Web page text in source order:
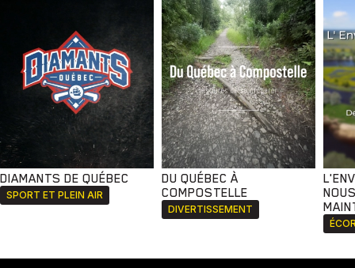
DIAMANTS DE QUÉBEC
SPORT ET PLEIN AIR
DU QUÉBEC À
COMPOSTELLE
DIVERTISSEMENT